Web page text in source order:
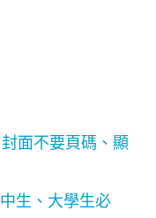
面不要頁碼、顯
生、大學生必